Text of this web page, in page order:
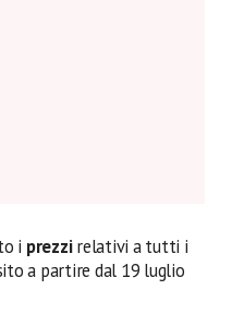
i prezzirelativi a tutti i
a partire dal 19 luglio